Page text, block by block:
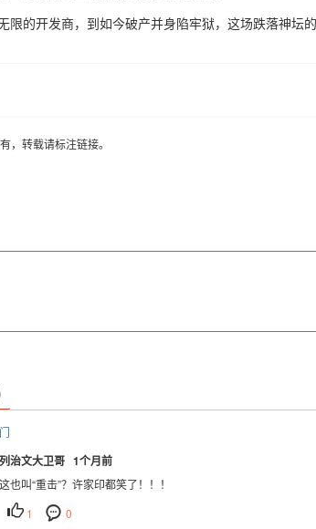
限的开发商，到如今破产并身陷牢狱，这场跌落神坛的
，转载请标注链接。
列治文大卫哥 1个月前
这也叫“重击”？许家印都笑了！！！
1
0